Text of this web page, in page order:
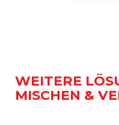
WEITERE
MISCHEN &